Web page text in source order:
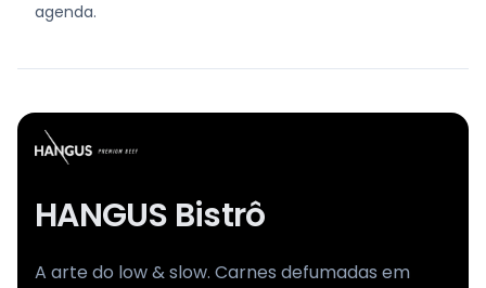
agenda.
HANGUS Bistrô
A arte do low & slow. Carnes defumadas em